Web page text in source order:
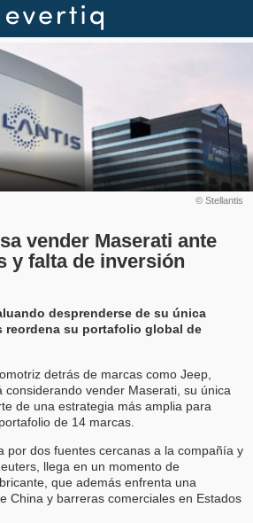
© Stellantis
vender Maserati ante
y falta de inversión
desprenderse de su única
reordena su portafolio global de
detrás de marcas como Jeep,
considerando vender Maserati, su única
de una estrategia más amplia para
de 14 marcas.
por dos fuentes cercanas a la compañía y
llega en un momento de
que además enfrenta una
China y barreras comerciales en Estados